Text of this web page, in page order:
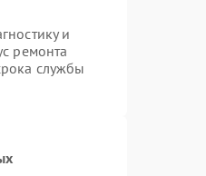
и
ремонта
службы